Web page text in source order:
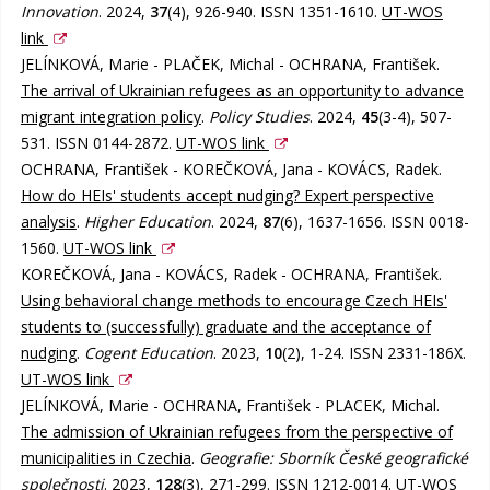
Innovation. 2024, 37(4), 926-940. ISSN 1351-1610. UT-WOS
link
JELÍNKOVÁ, Marie - PLAČEK, Michal - OCHRANA, František.
The arrival of Ukrainian refugees as an opportunity to advance
migrant integration policy. Policy Studies. 2024, 45(3-4), 507-
531. ISSN 0144-2872. UT-WOS link
OCHRANA, František - KOREČKOVÁ, Jana - KOVÁCS, Radek.
How do HEIs' students accept nudging? Expert perspective
analysis. Higher Education. 2024, 87(6), 1637-1656. ISSN 0018-
1560. UT-WOS link
KOREČKOVÁ, Jana - KOVÁCS, Radek - OCHRANA, František.
Using behavioral change methods to encourage Czech HEIs'
students to (successfully) graduate and the acceptance of
nudging. Cogent Education. 2023, 10(2), 1-24. ISSN 2331-186X.
UT-WOS link
JELÍNKOVÁ, Marie - OCHRANA, František - PLACEK, Michal.
The admission of Ukrainian refugees from the perspective of
municipalities in Czechia. Geografie: Sborník České geografické
společnosti. 2023, 128(3), 271-299. ISSN 1212-0014. UT-WOS